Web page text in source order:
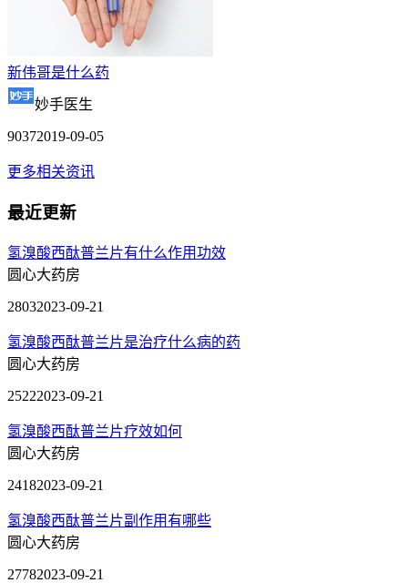
新伟哥是什么药
妙手医生
90372019-09-05
更多相关资讯
最近更新
氢溴酸西酞普兰片有什么作用功效
圆心大药房
28032023-09-21
氢溴酸西酞普兰片是治疗什么病的药
圆心大药房
25222023-09-21
氢溴酸西酞普兰片疗效如何
圆心大药房
24182023-09-21
氢溴酸西酞普兰片副作用有哪些
圆心大药房
27782023-09-21